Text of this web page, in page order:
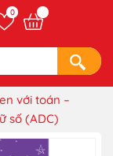
0
với toán –
số (ADC)